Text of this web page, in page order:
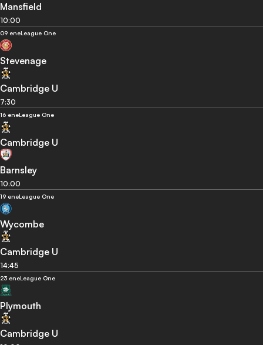
Mansfield
10:00
09 eneLeague One
Stevenage
Cambridge U
7:30
16 eneLeague One
Cambridge U
Barnsley
10:00
19 eneLeague One
Wycombe
Cambridge U
14:45
23 eneLeague One
Plymouth
Cambridge U